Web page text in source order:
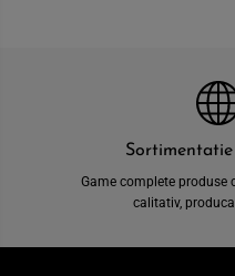
Game complete produse
calitativ,